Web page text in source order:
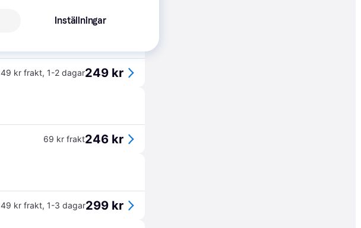
49 kr frakt, 1-2 dagar249 kr
69 kr frakt246 kr
49 kr frakt, 1-3 dagar299 kr
Inställningar